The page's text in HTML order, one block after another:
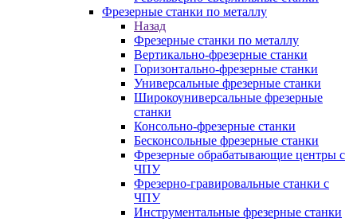
Фрезерные станки по металлу
Назад
Фрезерные станки по металлу
Вертикально-фрезерные станки
Горизонтально-фрезерные станки
Универсальные фрезерные станки
Широкоуниверсальные фрезерные
станки
Консольно-фрезерные станки
Бесконсольные фрезерные станки
Фрезерные обрабатывающие центры с
ЧПУ
Фрезерно-гравировальные станки с
ЧПУ
Инструментальные фрезерные станки